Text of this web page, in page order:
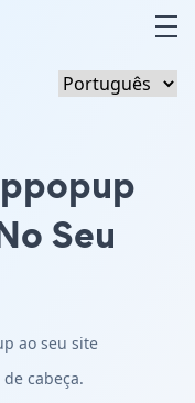
Seu
ao seu site
cabeça.